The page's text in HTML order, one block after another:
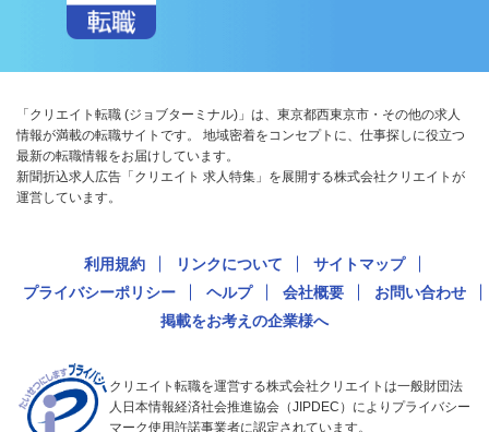
「クリエイト転職 (ジョブターミナル)」は、東京都西東京市・その他の求人
情報が満載の転職サイトです。 地域密着をコンセプトに、仕事探しに役立つ
最新の転職情報をお届けしています。
新聞折込求人広告「クリエイト 求人特集」を展開する株式会社クリエイトが
運営しています。
利用規約 リンクについて
サイトマップ
プライバシーポリシー
ヘルプ 会社概要
お問い合わせ
掲載をお考えの企業様へ
クリエイト転職を運営する株式会社クリエイトは一般財団法
人日本情報経済社会推進協会（JIPDEC）によりプライバシー
マーク使用許諾事業者に認定されています。